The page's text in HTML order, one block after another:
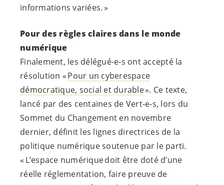
informations variées. »
Pour des règles claires dans le monde
numérique
Finalement, les délégué-e-s ont accepté la
résolution «Pour un cyberespace
démocratique, social et durable». Ce texte,
lancé par des centaines de Vert-e-s, lors du
Sommet du Changement en novembre
dernier, définit les lignes directrices de la
politique numérique soutenue par le parti.
« L’espace numérique doit être doté d’une
réelle réglementation, faire preuve de